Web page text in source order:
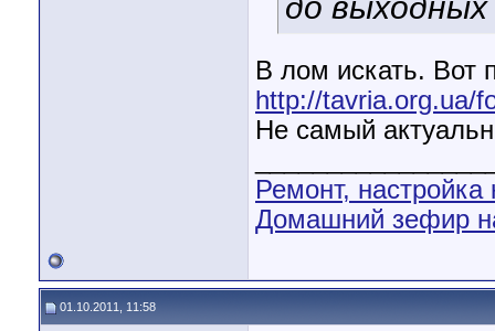
до
В лом искать. Вот
http://tavria.org.ua/
Не самый
Ремонт,
Домашний зефир
01.10.2011, 11:58